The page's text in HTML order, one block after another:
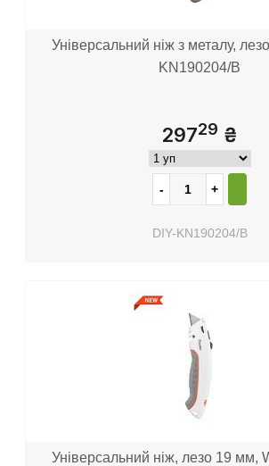
Універсальний ніж з металу,
KN190204/B
29729 ₴
DIY-KN190204/B
Універсальний ніж, лезо 19 мм,